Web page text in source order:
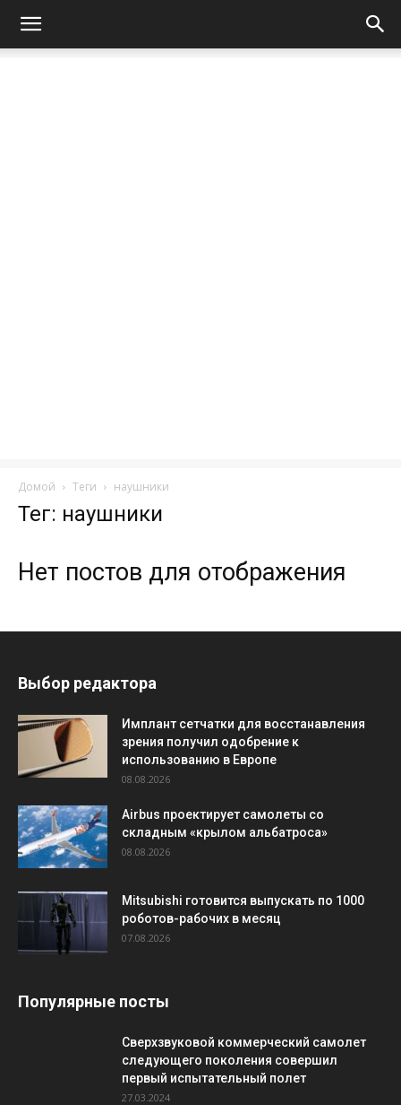
Домой Теги наушники
Тег: наушники
Нет постов для отображения
Выбор редактора
Имплант сетчатки для восстанавления
зрения получил одобрение к
использованию в Европе
08.08.2026
Airbus проектирует самолеты со
складным «крылом альбатроса»
08.08.2026
Mitsubishi готовится выпускать по 1000
роботов-рабочих в месяц
07.08.2026
Популярные посты
Сверхзвуковой коммерческий самолет
следующего поколения совершил
первый испытательный полет
27.03.2024